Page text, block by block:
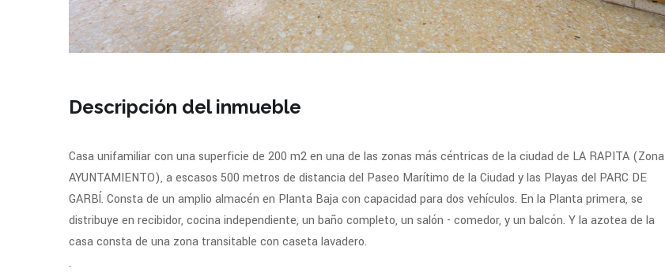
Descripción del inmueble
Casa unifamiliar con una superficie de 200 m2 en una de las zonas más céntricas de la ciudad de LA RAPITA (Zona
AYUNTAMIENTO), a escasos 500 metros de distancia del Paseo Marítimo de la Ciudad y las Playas del PARC DE
GARBÍ. Consta de un amplio almacén en Planta Baja con capacidad para dos vehículos. En la Planta primera, se
distribuye en recibidor, cocina independiente, un baño completo, un salón - comedor, y un balcón. Y la azotea de la
casa consta de una zona transitable con caseta lavadero.
.